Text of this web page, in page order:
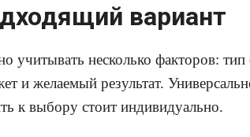
вариант
учитывать несколько факторов: тип
и желаемый результат.
к выбору стоит индивидуально.